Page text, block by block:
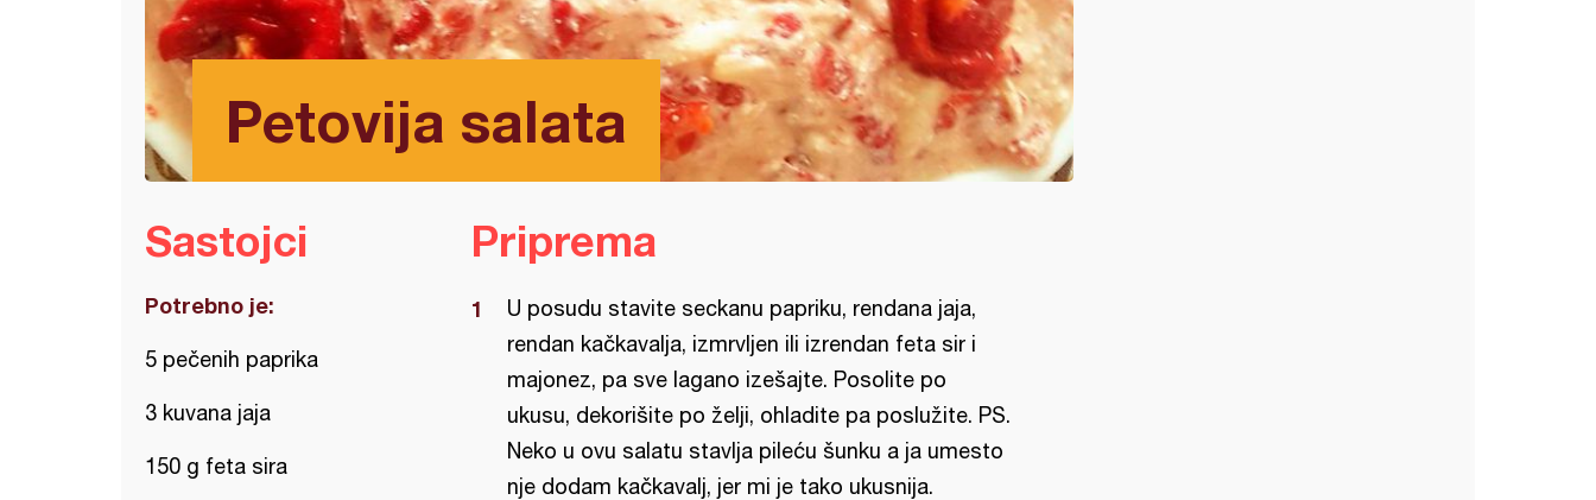
Petovija salata
Sastojci
Potrebno je:
5 pečenih paprika
3 kuvana jaja
150 g feta sira
Priprema
U posudu stavite seckanu papriku, rendana jaja,
rendan kačkavalja, izmrvljen ili izrendan feta sir i
majonez, pa sve lagano izešajte. Posolite po
ukusu, dekorišite po želji, ohladite pa poslužite. PS.
Neko u ovu salatu stavlja pileću šunku a ja umesto
nje dodam kačkavalj, jer mi je tako ukusnija.